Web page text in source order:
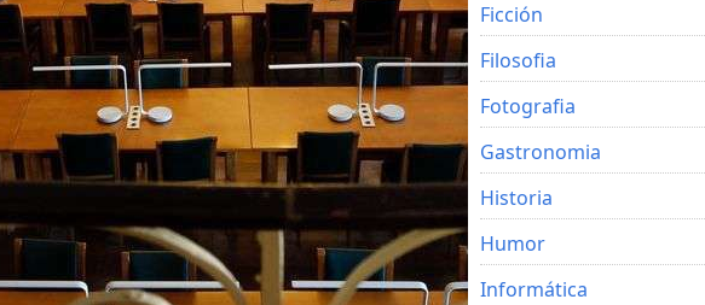
Ficción
Filosofia
Fotografia
Gastronomia
Historia
Humor
Informática